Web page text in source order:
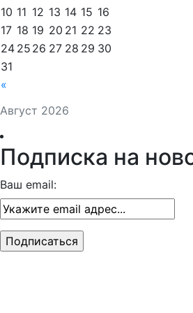
Август 2026
«
10 11 12 13 14 15 16
17 18 19 20 21 22 23
24 25 26 27 28 29 30
31
Подписка на
Ваш email: